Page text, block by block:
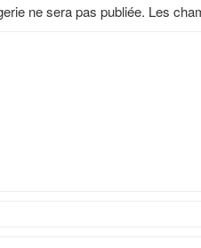
ne sera pas publiée. Les